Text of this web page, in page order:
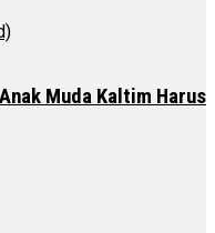
Muda Kaltim Harus